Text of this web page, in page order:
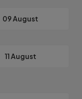
09 August
11 August